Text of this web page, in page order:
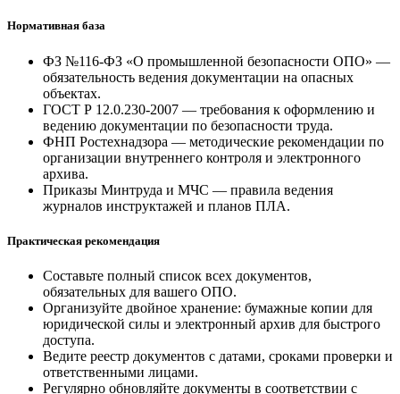
Нормативная база
ФЗ №116-ФЗ «О промышленной безопасности ОПО» —
обязательность ведения документации на опасных
объектах.
ГОСТ Р 12.0.230-2007 — требования к оформлению и
ведению документации по безопасности труда.
ФНП Ростехнадзора — методические рекомендации по
организации внутреннего контроля и электронного
архива.
Приказы Минтруда и МЧС — правила ведения
журналов инструктажей и планов ПЛА.
Практическая рекомендация
Составьте полный список всех документов,
обязательных для вашего ОПО.
Организуйте двойное хранение: бумажные копии для
юридической силы и электронный архив для быстрого
доступа.
Ведите реестр документов с датами, сроками проверки и
ответственными лицами.
Регулярно обновляйте документы в соответствии с